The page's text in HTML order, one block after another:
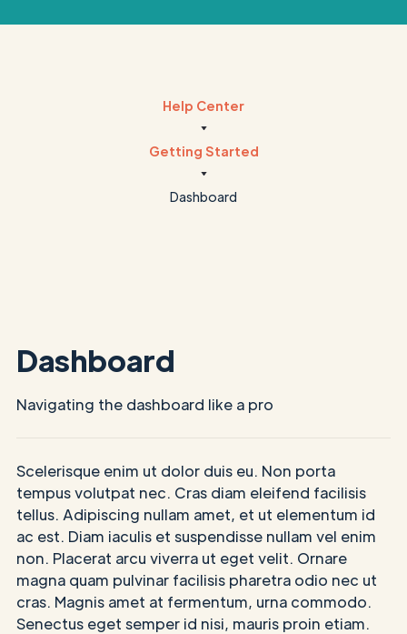
Help Center
Getting Started
Dashboard
Dashboard
Navigating the dashboard like a pro
Scelerisque enim ut dolor duis eu. Non porta
tempus volutpat nec. Cras diam eleifend facilisis
tellus. Adipiscing nullam amet, et ut elementum id
ac est. Diam iaculis et suspendisse nullam vel enim
non. Placerat arcu viverra ut eget velit. Ornare
magna quam pulvinar facilisis pharetra odio nec ut
cras. Magnis amet at fermentum, urna commodo.
Senectus eget semper id nisi, mauris proin etiam.